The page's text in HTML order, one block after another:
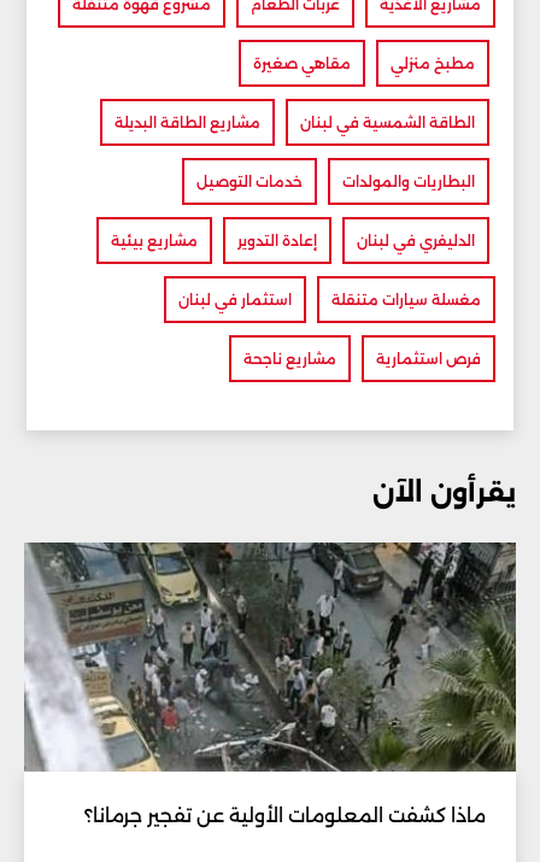
مشاريع الأغذية عربات الطعام مشروع قهوة متنقلة
مطبخ منزلي مقاهي صغيرة
الطاقة الشمسية في لبنان مشاريع الطاقة البديلة
البطاريات والمولدات خدمات التوصيل
الدليفري في لبنان إعادة التدوير مشاريع بيئية
مغسلة سيارات متنقلة استثمار في لبنان
فرص استثمارية مشاريع ناجحة
يقرأون الآن
ماذا كشفت المعلومات الأولية عن تفجير جرمانا؟